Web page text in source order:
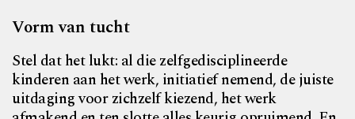
Vorm van tucht
Stel dat het lukt: al die zelfgedisciplineerde
kinderen aan het werk, initiatief nemend, de juiste
uitdaging voor zichzelf kiezend, het werk